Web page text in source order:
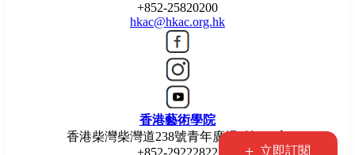
+ 立即訂閱
+852-25820200
hkac@hkac.org.hk
香港藝術學院
香港柴灣柴灣道238號青年廣場5樓514室
+852-29222822